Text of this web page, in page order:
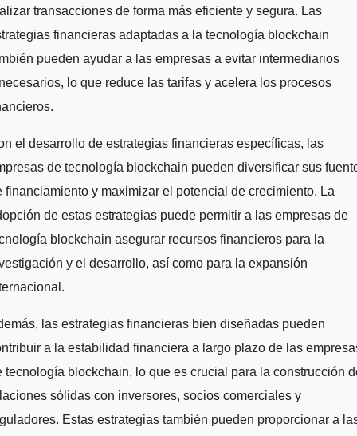
transacciones de forma más eficiente y segura. Las
financieras adaptadas a la tecnología blockchain
pueden ayudar a las empresas a evitar intermediarios
lo que reduce las tarifas y acelera los procesos
el desarrollo de estrategias financieras específicas, las
de tecnología blockchain pueden diversificar sus
financiamiento y maximizar el potencial de crecimiento. La
de estas estrategias puede permitir a las empresas de
blockchain asegurar recursos financieros para la
y el desarrollo, así como para la expansión
las estrategias financieras bien diseñadas pueden
a la estabilidad financiera a largo plazo de las
tecnología blockchain, lo que es crucial para la construcción
sólidas con inversores, socios comerciales y
Estas estrategias también pueden proporcionar a